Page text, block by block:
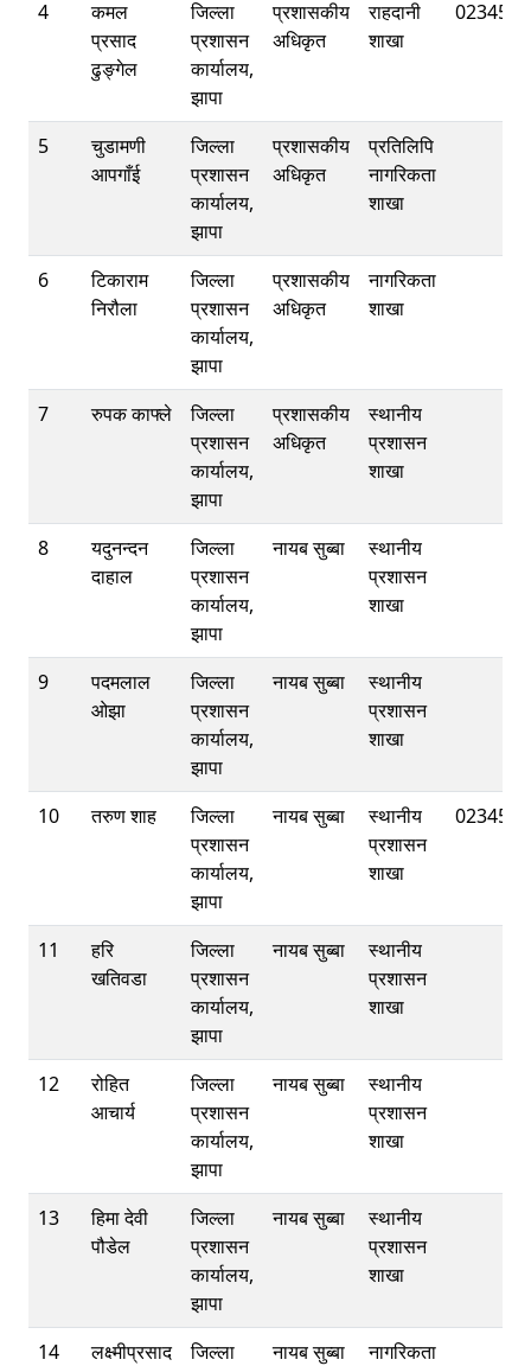
4
कमल
प्रसाद
ढुङ्गेल
जिल्ला
प्रशासन
कार्यालय,
झापा
प्रशासकीय
अधिकृत
राहदानी
शाखा
5
चुडामणी
आपगाँई
जिल्ला
प्रशासन
कार्यालय,
झापा
प्रशासकीय
अधिकृत
प्रतिलिपि
नागरिकता
शाखा
6
टिकाराम
निरौला
जिल्ला
प्रशासन
कार्यालय,
झापा
प्रशासकीय
अधिकृत
नागरिकता
शाखा
7 रुपक काफ्ले
जिल्ला
प्रशासन
कार्यालय,
झापा
प्रशासकीय
अधिकृत
स्थानीय
प्रशासन
शाखा
8
यदुनन्दन
दाहाल
जिल्ला
प्रशासन
कार्यालय,
झापा
नायब सुब्बा
स्थानीय
प्रशासन
शाखा
9
पदमलाल
ओझा
जिल्ला
प्रशासन
कार्यालय,
झापा
नायब सुब्बा
स्थानीय
प्रशासन
शाखा
10 तरुण शाह
जिल्ला
प्रशासन
कार्यालय,
झापा
नायब सुब्बा
स्थानीय
प्रशासन
शाखा
11
हरि
खतिवडा
जिल्ला
प्रशासन
कार्यालय,
झापा
नायब सुब्बा
स्थानीय
प्रशासन
शाखा
12
रोहित
आचार्य
जिल्ला
प्रशासन
कार्यालय,
झापा
नायब सुब्बा
स्थानीय
प्रशासन
शाखा
13
हिमा देवी
पौडेल
जिल्ला
प्रशासन
कार्यालय,
झापा
नायब सुब्बा
स्थानीय
प्रशासन
शाखा
14
लक्ष्मीप्रसाद
जिल्ला
नायब सुब्बा
नागरिकता